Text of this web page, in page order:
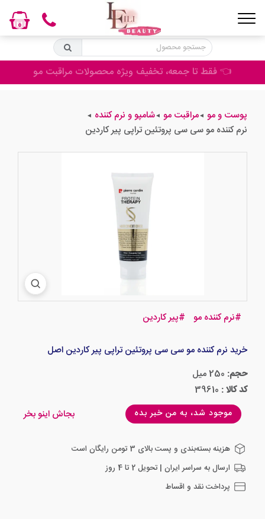
👈 فقط تا جمعه، تخفیف ویژه محصولات مراقبت مو
0
پوست و مو ◄مراقبت مو ◄شامپو و نرم کننده ◄
نرم کننده مو سی سی پروتئین تراپی پیر کاردین
#نرم کننده مو #پیر کاردین
خرید نرم کننده مو سی سی پروتئین تراپی پیر کاردین اصل
حجم: 250 میل
کد کالا : 39610
موجود شد، به من خبر بده بجاش اینو بخر
هزینه بسته‌بندی و پست بالای 3 تومن رایگان است
ارسال به سراسر ایران | تحویل 2 تا 4 روز
پرداخت نقد و اقساط